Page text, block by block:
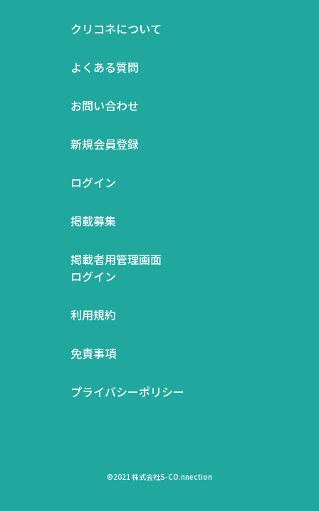
クリコネについて
よくある質問
お問い合わせ
新規会員登録
ログイン
掲載募集
掲載者用管理画面
ログイン
利用規約
免責事項
プライバシーポリシー
©2021 株式会社S-CO.nnection